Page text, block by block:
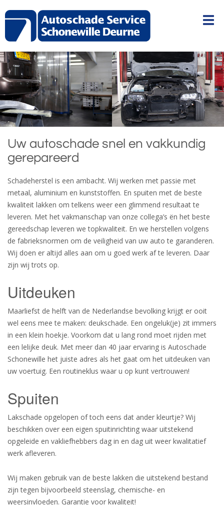
Uw autoschade snel en vakkundig
gerepareerd
Schadeherstel is een ambacht. Wij werken met passie met
metaal, aluminium en kunststoffen. En spuiten met de beste
kwaliteit lakken om telkens weer een glimmend resultaat te
leveren. Met het vakmanschap van onze collega’s ën het beste
gereedschap leveren we topkwaliteit. En we herstellen volgens
de fabrieksnormen om de veiligheid van uw auto te garanderen.
Wij doen er altijd alles aan om u goed werk af te leveren. Daar
zijn wij trots op.
Uitdeuken
Maarliefst de helft van de Nederlandse bevolking krijgt er ooit
wel eens mee te maken: deukschade. Een ongeluk(je) zit immers
in een klein hoekje. Voorkom dat u lang rond moet rijden met
een lelijke deuk. Met meer dan 40 jaar ervaring is Autoschade
Schonewille het juiste adres als het gaat om het uitdeuken van
uw voertuig. Een routineklus waar u op kunt vertrouwen!
Spuiten
Lakschade opgelopen of toch eens dat ander kleurtje? Wij
beschikken over een eigen spuitinrichting waar uitstekend
opgeleide en vakliefhebbers dag in en dag uit weer kwalitatief
werk afleveren.
Wij maken gebruik van de beste lakken die uitstekend bestand
zijn tegen bijvoorbeeld steenslag, chemische- en
weersinvloeden. Garantie voor kwaliteit!